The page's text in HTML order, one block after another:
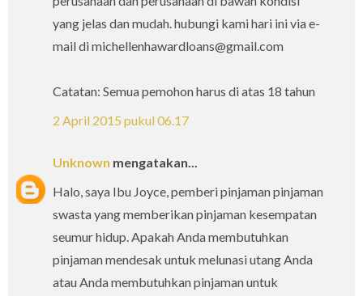
yang jelas dan mudah. hubungi kami hari ini via e-
mail di michellenhawardloans@gmail.com
Catatan: Semua pemohon harus di atas 18 tahun
2 April 2015 pukul 06.17
Unknown mengatakan...
Halo, saya Ibu Joyce, pemberi pinjaman pinjaman
swasta yang memberikan pinjaman kesempatan
seumur hidup. Apakah Anda membutuhkan
pinjaman mendesak untuk melunasi utang Anda
atau Anda membutuhkan pinjaman untuk